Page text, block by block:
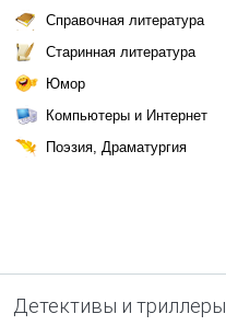
Справочная литература
Старинная литература
Юмор
Компьютеры и Интернет
Поэзия, Драматургия
Детективы и триллеры